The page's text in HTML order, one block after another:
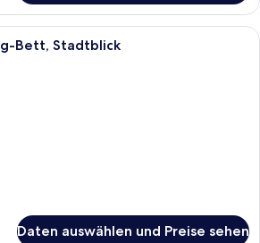
Ein Hotelzimmer mit einem großen
Bett, Stadtblick
Daten auswählen und Preise sehen